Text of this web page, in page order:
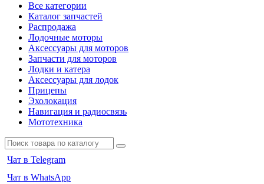
Все категории
Каталог запчастей
Распродажа
Лодочные моторы
Аксессуары для моторов
Запчасти для моторов
Лодки и катера
Аксессуары для лодок
Прицепы
Эхолокация
Навигация и радиосвязь
Мототехника
Чат в Telegram
Чат в WhatsApp